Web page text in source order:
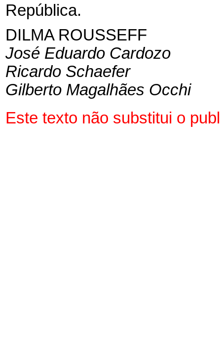
República.
DILMA ROUSSEFF
José Eduardo Cardozo
Ricardo Schaefer
Gilberto Magalhães Occhi
Este texto não substitui o